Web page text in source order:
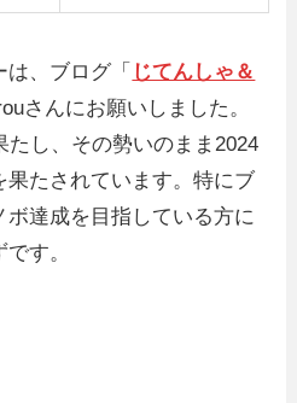
、ブログ「 じてんしゃ＆
さんにお願いしました。
たし、その勢いのまま2024
たされています。特にブ
達成を目指している方に
す。